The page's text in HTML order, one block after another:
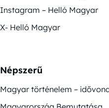
Instagram – Helló Magyar
X- Helló Magyar
Népszerű
Magyar történelem –